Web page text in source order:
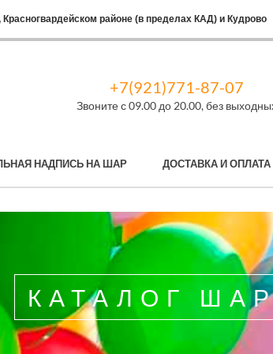
районе (в пределах КАД) и Кудрово
+7(921)771-87-07
Звоните с 09.00 до 20.00, без
НАДПИСЬ НА ШАР ДОСТАВКА И ОПЛАТА
КАТАЛОГ